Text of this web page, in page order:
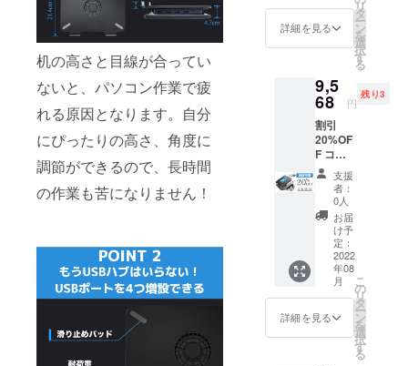
机の高さと目線が合ってい
ないと、パソコン作業で疲
れる原因となります。自分
にぴったりの高さ、角度に
調節ができるので、長時間
の作業も苦になりません！
るパソ
コン用
況によ
り出荷
時期が
遅れる
場合、
早急に
ご連絡
致しま
す。
nd × 1
台 ■取
扱説明
書(保証
冊 ■六
角レン
チ × 1個
■すべり
止め × 4
個
※USB-
Aポート
を搭載
してい
るパソ
コン用
となり
ます。
※製造状
況によ
り出荷
詳細を見る
リ
タ
ー
ン
を
選
択
す
る
9,5
68 円
残り3
割引
20%OF
F コー
ス 定価
11,960
円 →
9,568円
（税・
送料
込） 配
送時
期：
2022年
8月予定
【内
容】
支援
者：
0人
お届
け予
定：
2022
年08
月
詳細を見る
こ
の
リ
タ
ー
ン
を
選
択
す
る